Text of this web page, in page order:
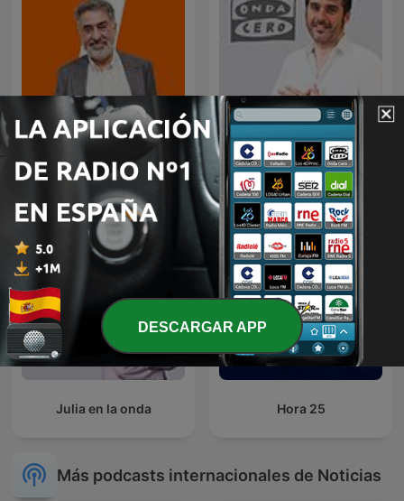
Mañanas en Libertad con
Luis del Pino
La brújula
Julia en la onda Hora 25
Más podcasts internacionales de Noticias
DESCARGAR APP